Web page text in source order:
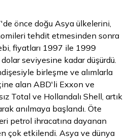
önce doğu Asya ülkelerini,
tehdit etmesinden sonra
fiyatları 1997 ile 1999
seviyesine kadar düşürdü.
birleşme ve alımlarla
alan ABD'li Exxon ve
Total ve Hollandalı Shell, artık
anılmaya başlandı. Öte
petrol ihracatına dayanan
çok etkilendi. Asya ve dünya